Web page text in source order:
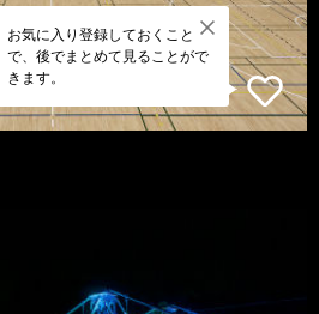
お気に入り登録しておくこと
で、後でまとめて見ることがで
きます。